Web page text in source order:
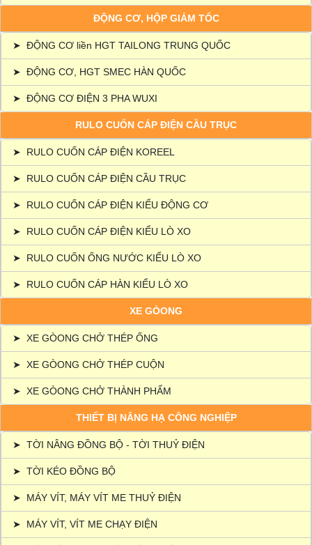
ĐỘNG CƠ, HỘP GIẢM TỐC
➤ ĐỘNG CƠ liền HGT TAILONG TRUNG QUỐC
➤ ĐỘNG CƠ, HGT SMEC HÀN QUỐC
➤ ĐỘNG CƠ ĐIỆN 3 PHA WUXI
RULO CUỐN CÁP ĐIỆN CẦU TRỤC
➤ RULO CUỐN CÁP ĐIỆN KOREEL
➤ RULO CUỐN CÁP ĐIỆN CẦU TRỤC
➤ RULO CUỐN CÁP ĐIỆN KIỂU ĐỘNG CƠ
➤ RULO CUỐN CÁP ĐIỆN KIỂU LÒ XO
➤ RULO CUỐN ỐNG NƯỚC KIỂU LÒ XO
➤ RULO CUỐN CÁP HÀN KIỂU LÒ XO
XE GÒONG
➤ XE GÒONG CHỞ THÉP ỐNG
➤ XE GÒONG CHỞ THÉP CUỘN
➤ XE GÒONG CHỞ THÀNH PHẨM
THIẾT BỊ NÂNG HẠ CÔNG NGHIỆP
➤ TỜI NÂNG ĐỒNG BỘ - TỜI THUỶ ĐIỆN
➤ TỜI KÉO ĐỒNG BỘ
➤ MÁY VÍT, MÁY VÍT ME THUỶ ĐIỆN
➤ MÁY VÍT, VÍT ME CHẠY ĐIỆN